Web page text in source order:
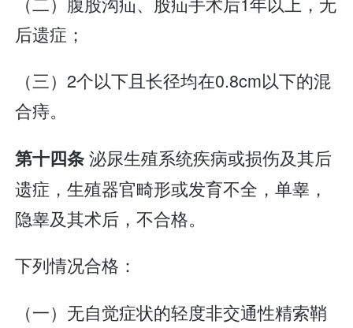
后遗症；
（三）2个以下且长径均在0.8cm以下的混
合痔。
第十四条泌尿生殖系统疾病或损伤及其后
遗症，生殖器官畸形或发育不全，单睾，
隐睾及其术后，不合格。
下列情况合格：
（一）无自觉症状的轻度非交通性精索鞘